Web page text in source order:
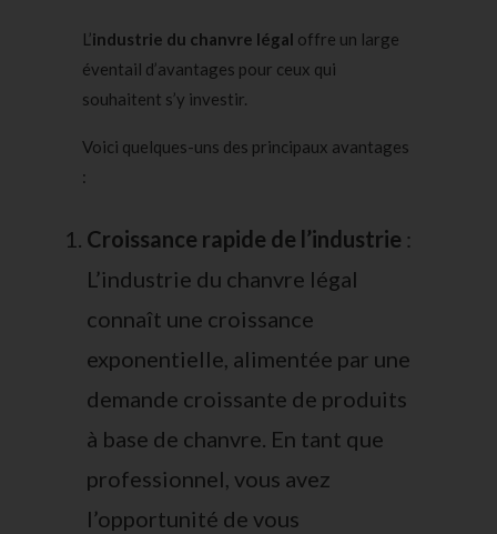
L’industrie du chanvre légal offre un large
éventail d’avantages pour ceux qui
souhaitent s’y investir.
Voici quelques-uns des principaux avantages
:
Croissance rapide de l’industrie :
L’industrie du chanvre légal
connaît une croissance
exponentielle, alimentée par une
demande croissante de produits
à base de chanvre. En tant que
professionnel, vous avez
l’opportunité de vous